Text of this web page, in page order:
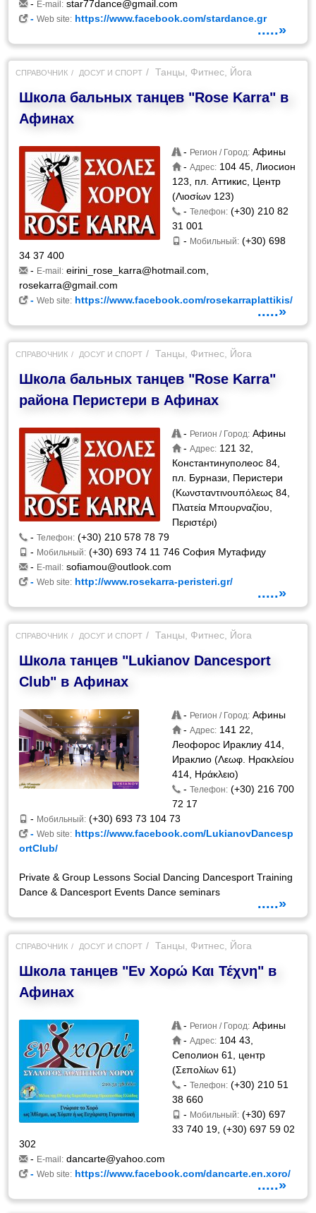
- E-mail: star77dance@gmail.com
-Web site: https://www.facebook.com/stardance.gr
.....»
СПРАВОЧНИК ДОСУГ И СПОРТ Танцы, Фитнес, Йога
Школа бальных танцев "Rose Karra" в
Афинах
- Регион / Город: Афины
-Адрес: 104 45, Лиосион
123, пл. Аттикис, Центр
(Λιοσίων 123)
-Телефон: (+30) 210 82
31 001
- Мобильный: (+30) 698
34 37 400
- E-mail: eirini_rose_karra@hotmail.com
rosekarra@gmail.com
-Web site: https://www.facebook.com/rosekarraplattikis/
.....»
СПРАВОЧНИК ДОСУГ И СПОРТ Танцы, Фитнес, Йога
Школа бальных танцев "Rose Karra"
района Перистери в Афинах
- Регион / Город: Афины
-Адрес: 121 32,
Константинуполеос 84,
пл. Бурнази, Перистери
(Κωνσταντινουπόλεως 84,
Πλατεία Μπουρναζίου,
Περιστέρι)
-Телефон: (+30) 210 578 78 79
- Мобильный: (+30) 693 74 11 746 София Мутафиду
- E-mail: sofiamou@outlook.com
-Web site: http://www.rosekarra-peristeri.gr/
.....»
СПРАВОЧНИК ДОСУГ И СПОРТ Танцы, Фитнес, Йога
Школа танцев "Lukianov Dancesport
Club" в Афинах
- Регион / Город: Афины
-Адрес: 141 22,
Леофорос Ираклиу 414,
Ираклио (Λεωφ. Ηρακλείου
414, Ηράκλειο)
-Телефон: (+30) 216 700
72 17
- Мобильный: (+30) 693 73 104 73
-Web site: https://www.facebook.com/LukianovDancesp
ortClub/
Private & Group Lessons Social Dancing Dancesport Training
Dance & Dancesport Events Dance seminars
.....»
СПРАВОЧНИК ДОСУГ И СПОРТ Танцы, Фитнес, Йога
Школа танцев "Εν Χορώ Και Τέχνη" в
Афинах
- Регион / Город: Афины
-Адрес: 104 43,
Сеполион 61, центр
(Σεπολίων 61)
-Телефон: (+30) 210 51
38 660
- Мобильный: (+30) 697
33 740 19, (+30) 697 59 02
302
- E-mail: dancarte@yahoo.com
-Web site: https://www.facebook.com/dancarte.en.xoro/
.....»